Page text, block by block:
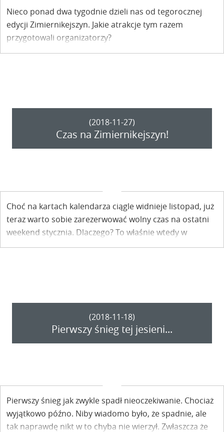
Nieco ponad dwa tygodnie dzieli nas od tegorocznej
edycji Zimiernikejszyn. Jakie atrakcje tym razem
przygotowali organizatorzy?
(2018-11-27)
Czas na Zimiernikejszyn!
Choć na kartach kalendarza ciągle widnieje listopad, już
teraz warto sobie zarezerwować wolny czas na ostatni
weekend stycznia. Dlaczego? To właśnie wtedy w
Kazimierzu Dolnym odbędzie się Zimiernikejszyn!
(2018-11-18)
Pierwszy śnieg tej jesieni...
Pierwszy śnieg jak zwykle spadł nieoczekiwanie. Chociaż
wyjątkowo późno. Niby wiadomo było, że spadnie, ale
tak naprawdę nikt w to chyba nie wierzył. Zwłaszcza że